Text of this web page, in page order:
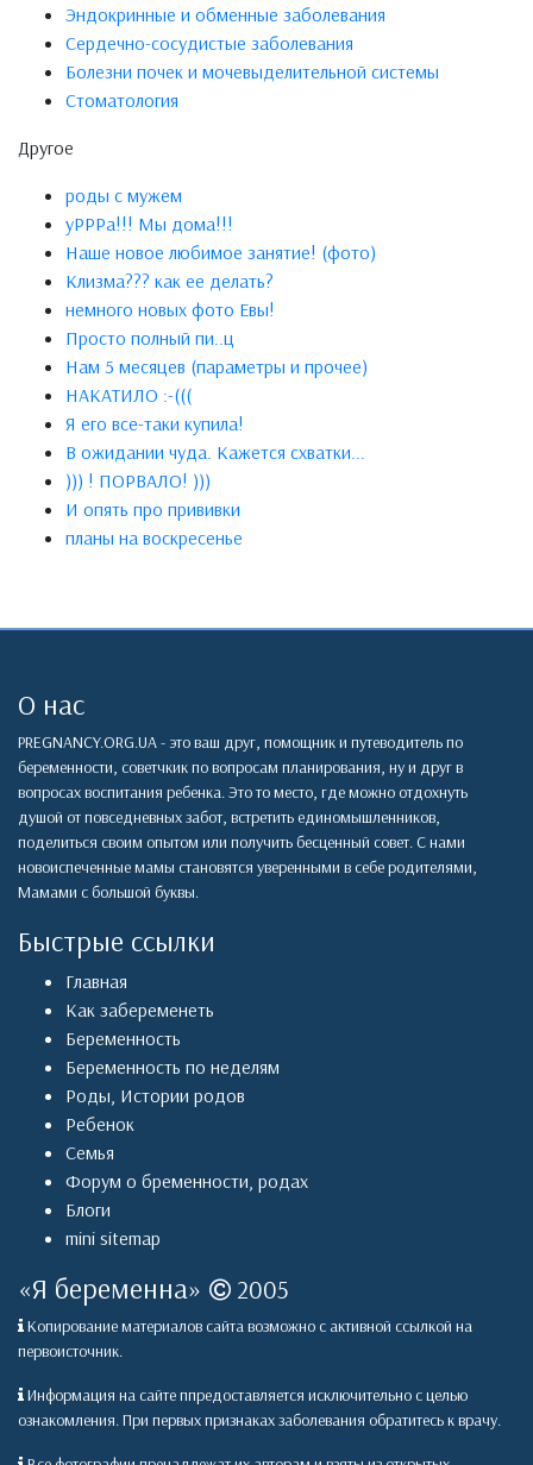
Эндокринные и обменные заболевания
Сердечно-сосудистые заболевания
Болезни почек и мочевыделительной системы
Стоматология
Другое
роды с мужем
уРРРа!!! Мы дома!!!
Наше новое любимое занятие! (фото)
Клизма??? как ее делать?
немного новых фото Евы!
Просто полный пи..ц
Нам 5 месяцев (параметры и прочее)
НАКАТИЛО :-(((
Я его все-таки купила!
В ожидании чуда. Кажется схватки...
))) ! ПОРВАЛО! )))
И опять про прививки
планы на воскресенье
О нас
PREGNANCY.ORG.UA - это ваш друг, помощник и путеводитель по
беременности, советчкик по вопросам планирования, ну и друг в
вопросах воспитания ребенка. Это то место, где можно отдохнуть
душой от повседневных забот, встретить единомышленников,
поделиться своим опытом или получить бесценный совет. С нами
новоиспеченные мамы становятся уверенными в себе родителями,
Мамами с большой буквы.
Быстрые ссылки
Главная
Как забеременеть
Беременность
Беременность по неделям
Роды, Истории родов
Ребенок
Семья
Форум о бременности, родах
Блоги
mini sitemap
«Я беременна» 2005
Копирование материалов сайта возможно с активной ссылкой на
первоисточник.
Информация на сайте ппредоставляется исключительно с целью
ознакомления. При первых признаках заболевания обратитесь к врачу.